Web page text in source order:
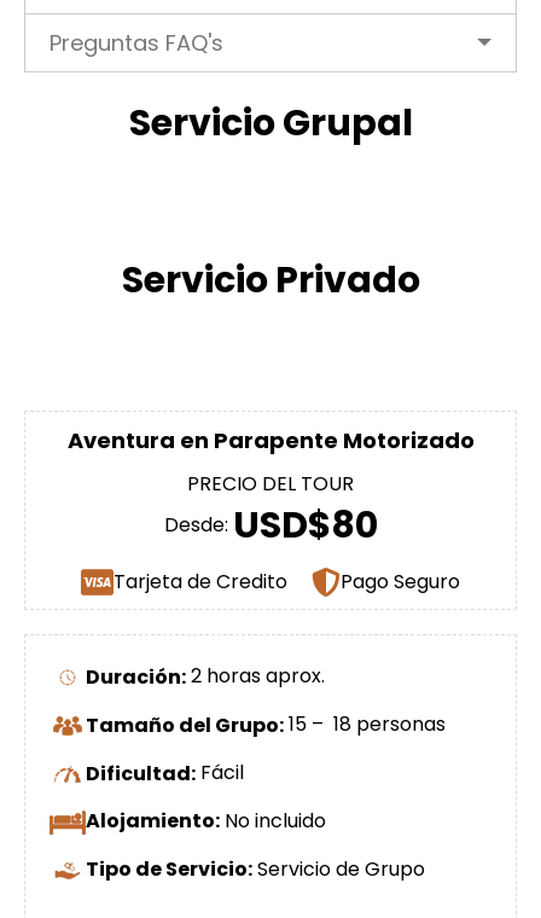
Preguntas FAQ's
Servicio Grupal
Servicio Privado
Aventura en Parapente Motorizado
PRECIO DEL TOUR
Desde: USD$80
Tarjeta de Credito Pago Seguro
Duración:2 horas aprox.
Tamaño del Grupo:15 – 18 personas
Dificultad: Fácil
Alojamiento: No incluido
Tipo de Servicio:Servicio de Grupo